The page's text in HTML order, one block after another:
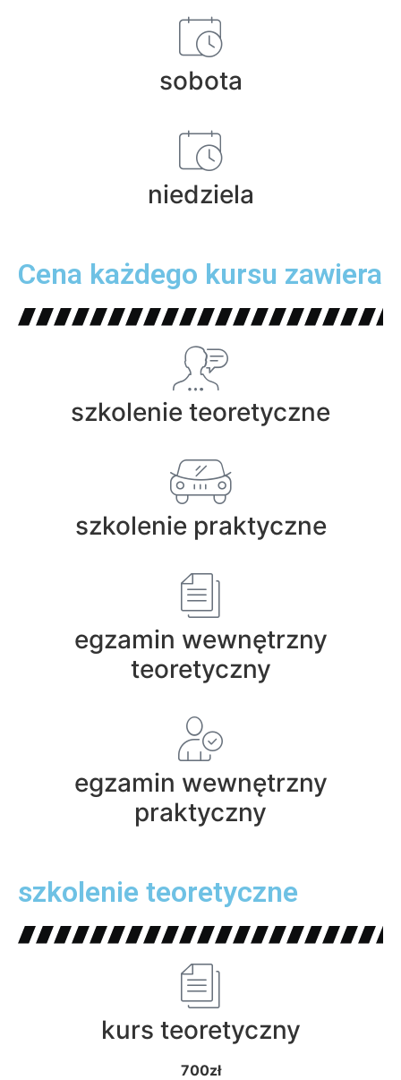
sobota
niedziela
Cena każdego kursu zawiera
szkolenie teoretyczne
szkolenie praktyczne
egzamin wewnętrzny
teoretyczny
egzamin wewnętrzny
praktyczny
szkolenie teoretyczne
kurs teoretyczny
700zł